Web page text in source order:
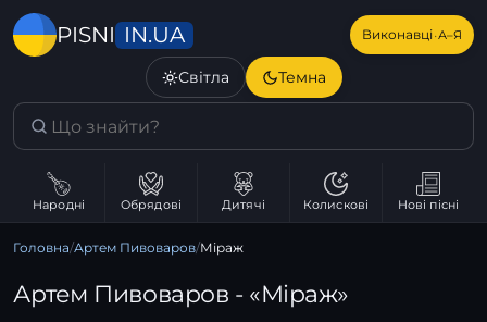
PISNI IN.UA Виконавці·А–Я
Світла Темна
Народні Обрядові Дитячі Колискові Нові пісні
Головна/Артем Пивоваров/Міраж
Артем Пивоваров - «Міраж»